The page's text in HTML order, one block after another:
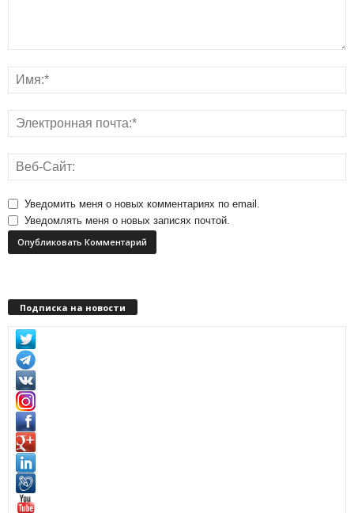
Уведомить меня о новых комментариях по email.
Уведомлять меня о новых записях почтой.
Подписка на новости